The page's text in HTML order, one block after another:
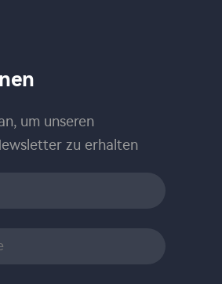
um unseren
zu erhalten